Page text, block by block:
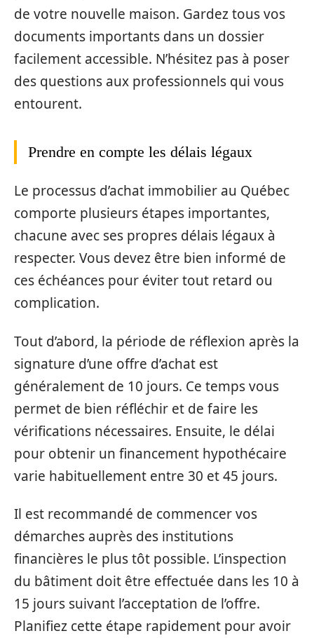
de votre nouvelle maison. Gardez tous vos
documents importants dans un dossier
facilement accessible. N’hésitez pas à poser
des questions aux professionnels qui vous
entourent.
Prendre en compte les délais légaux
Le processus d’achat immobilier au Québec
comporte plusieurs étapes importantes,
chacune avec ses propres délais légaux à
respecter. Vous devez être bien informé de
ces échéances pour éviter tout retard ou
complication.
Tout d’abord, la période de réflexion après la
signature d’une offre d’achat est
généralement de 10 jours. Ce temps vous
permet de bien réfléchir et de faire les
vérifications nécessaires. Ensuite, le délai
pour obtenir un financement hypothécaire
varie habituellement entre 30 et 45 jours.
Il est recommandé de commencer vos
démarches auprès des institutions
financières le plus tôt possible. L’inspection
du bâtiment doit être effectuée dans les 10 à
15 jours suivant l’acceptation de l’offre.
Planifiez cette étape rapidement pour avoir